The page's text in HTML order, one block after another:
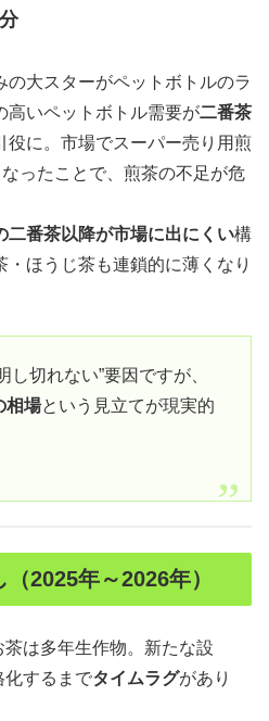
の大スターがペットボトルのラ
高いペットボトル需要が二番茶
役に。市場でスーパー売り用煎
ったことで、煎茶の不足が危
二番茶以降が市場に出にくい構
・ほうじ茶も連鎖的に薄くなり
し切れない”要因ですが、
相場という見立てが現実的
2025年～2026年）
茶は多年生作物。新たな設
化するまでタイムラグがあり